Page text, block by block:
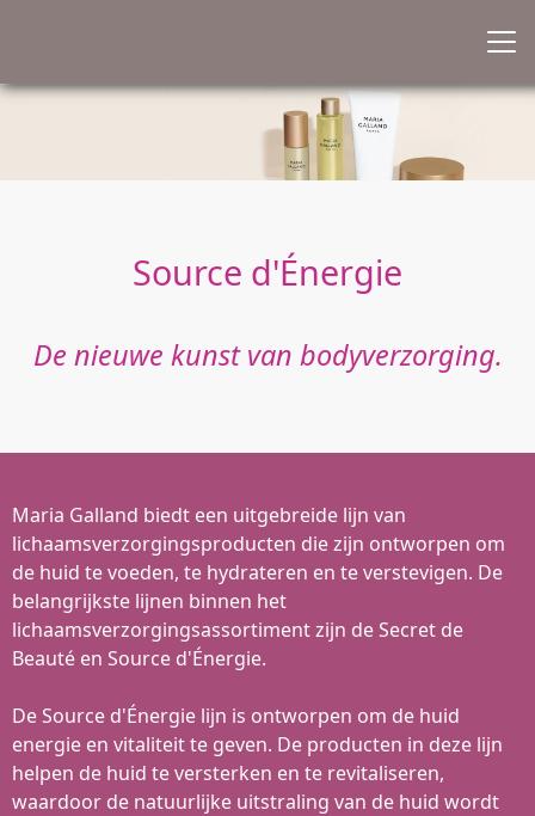
Source d'Énergie
De nieuwe kunst van bodyverzorging.
Maria Galland biedt een uitgebreide lijn van
lichaamsverzorgingsproducten die zijn ontworpen om
de huid te voeden, te hydrateren en te verstevigen. De
belangrijkste lijnen binnen het
lichaamsverzorgingsassortiment zijn de Secret de
Beauté en Source d'Énergie.
De Source d'Énergie lijn is ontworpen om de huid
energie en vitaliteit te geven. De producten in deze lijn
helpen de huid te versterken en te revitaliseren,
waardoor de natuurlijke uitstraling van de huid wordt